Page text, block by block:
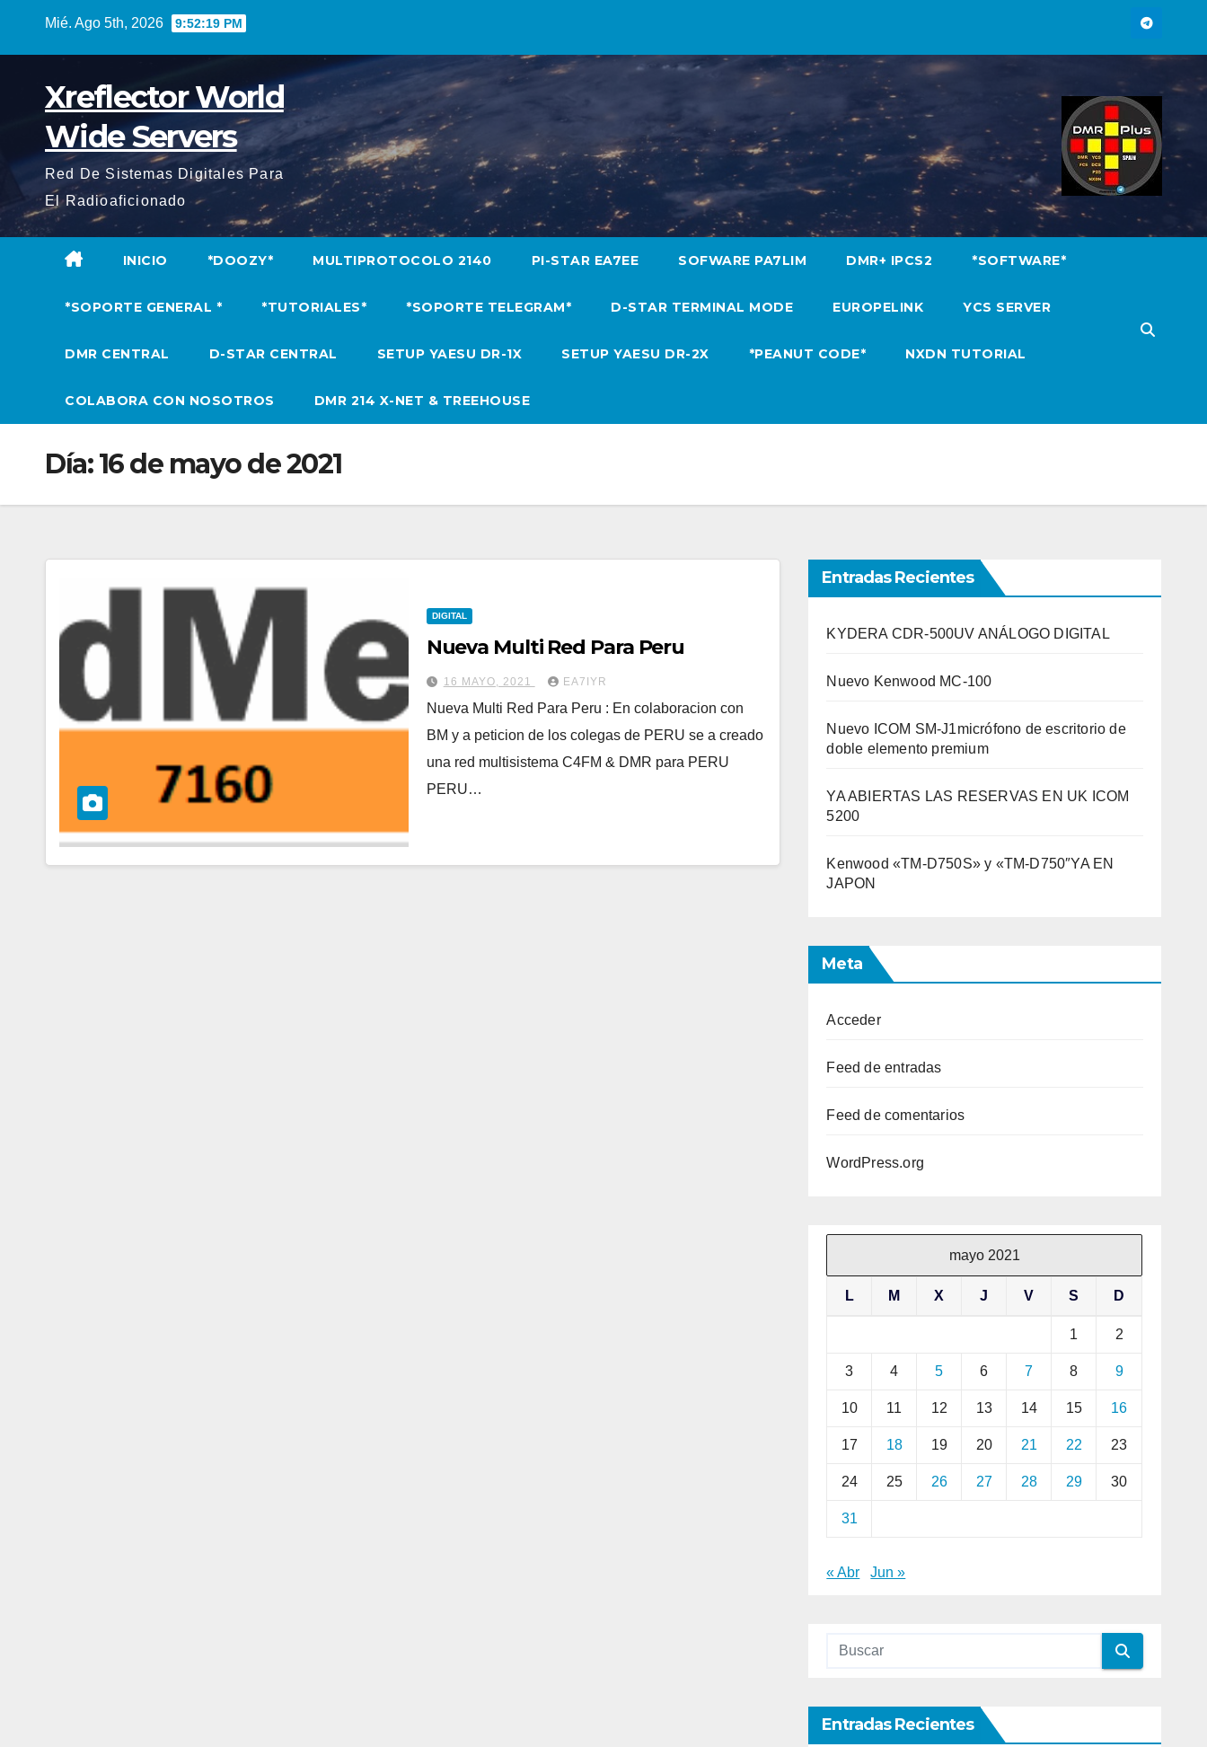
Mié. Ago 5th, 2026 9:52:20 PM
Xreflector World
Wide Servers
Red De Sistemas Digitales Para
El Radioaficionado
INICIO *DOOZY* MULTIPROTOCOLO 2140 PI-STAR EA7EE SOFWARE PA7LIM DMR+ IPCS2 *SOFTWARE*
*SOPORTE GENERAL * *TUTORIALES* *SOPORTE TELEGRAM* D-STAR TERMINAL MODE EUROPELINK YCS SERVER
DMR CENTRAL D-STAR CENTRAL SETUP YAESU DR-1X SETUP YAESU DR-2X *PEANUT CODE* NXDN TUTORIAL
COLABORA CON NOSOTROS DMR 214 X-NET & TREEHOUSE
Día:16 de mayo de 2021
DIGITAL
Nueva Multi Red Para Peru
16 MAYO, 2021 EA7IYR
Nueva Multi Red Para Peru : En colaboracion con
BM y a peticion de los colegas de PERU se a creado
una red multisistema C4FM & DMR para PERU
PERU…
Entradas Recientes
KYDERA CDR-500UV ANÁLOGO DIGITAL
Nuevo Kenwood MC-100
Nuevo ICOM SM-J1micrófono de escritorio de
doble elemento premium
YA ABIERTAS LAS RESERVAS EN UK ICOM
5200
Kenwood «TM-D750S» y «TM-D750″YA EN
JAPON
Meta
Acceder
Feed de entradas
Feed de comentarios
WordPress.org
mayo 2021
L M X J V S D
1 2
3 4 5 6 7 8 9
10 11 12 13 14 15 16
17 18 19 20 21 22 23
24 25 26 27 28 29 30
31
« Abr Jun »
Entradas Recientes